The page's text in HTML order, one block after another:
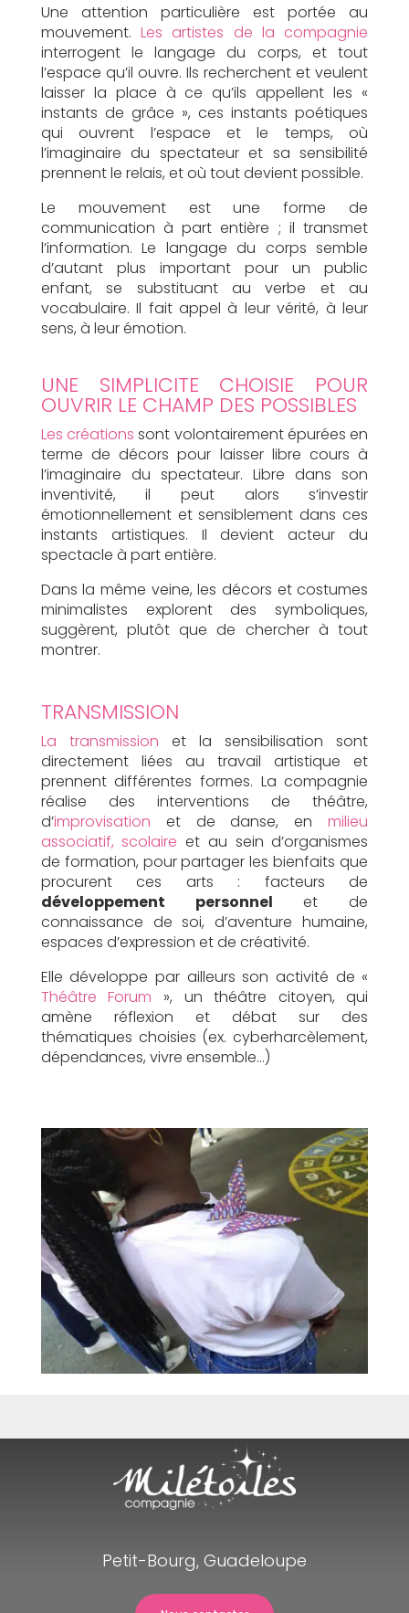
Une attention particulière est portée au
mouvement.Les artistes de la compagnie
interrogent le langage du corps, et tout
l’espace qu’il ouvre. Ils recherchent et veulent
laisser la place à ce qu’ils appellent les «
instants de grâce », ces instants poétiques
qui ouvrent l’espace et le temps, où
l’imaginaire du spectateur et sa sensibilité
prennent le relais, et où tout devient possible.
Le mouvement est une forme de
communication à part entière ; il transmet
l’information. Le langage du corps semble
d’autant plus important pour un public
enfant, se substituant au verbe et au
vocabulaire. Il fait appel à leur vérité, à leur
sens, à leur émotion.
UNE SIMPLICITE CHOISIE POUR
OUVRIR LE CHAMP DES POSSIBLES
Les créations sont volontairement épurées en
terme de décors pour laisser libre cours à
l’imaginaire du spectateur. Libre dans son
inventivité, il peut alors s’investir
émotionnellement et sensiblement dans ces
instants artistiques. Il devient acteur du
spectacle à part entière.
Dans la même veine, les décors et costumes
minimalistes explorent des symboliques,
suggèrent, plutôt que de chercher à tout
montrer.
TRANSMISSION
La transmission et la sensibilisation sont
directement liées au travail artistique et
prennent différentes formes. La compagnie
réalise des interventions de théâtre,
d’improvisation et de danse, enmilieu
associatif, scolaire et au sein d’organismes
de formation, pour partager les bienfaits que
procurent ces arts : facteurs de
développement personnel et de
connaissance de soi, d’aventure humaine,
espaces d’expression et de créativité.
Elle développe par ailleurs son activité de «
Théâtre Forum », un théâtre citoyen, qui
amène réflexion et débat sur des
thématiques choisies (ex. cyberharcèlement,
dépendances, vivre ensemble…)
Petit-Bourg, Guadeloupe